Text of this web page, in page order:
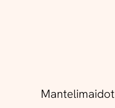
Mantelimaidot